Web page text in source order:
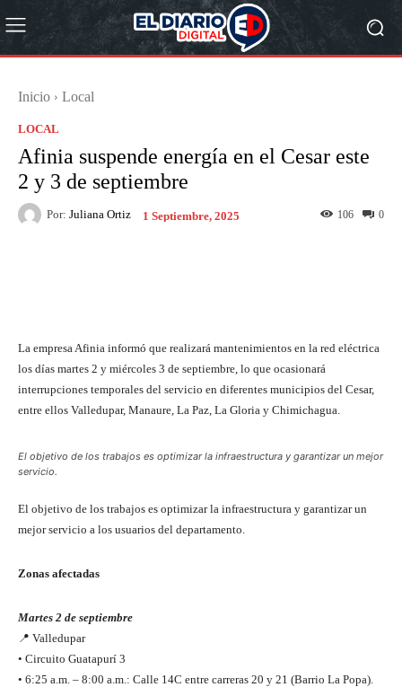
Inicio Local
LOCAL
Afinia suspende energía en el Cesar este
2 y 3 de septiembre
Por: Juliana Ortiz 1 Septiembre, 2025 0
106
La empresa Afinia informó que realizará mantenimientos en la red eléctrica
los días martes 2 y miércoles 3 de septiembre, lo que ocasionará
interrupciones temporales del servicio en diferentes municipios del Cesar,
entre ellos Valledupar, Manaure, La Paz, La Gloria y Chimichagua.
El objetivo de los trabajos es optimizar la infraestructura y garantizar un mejor
servicio.
El objetivo de los trabajos es optimizar la infraestructura y garantizar un
mejor servicio a los usuarios del departamento.
Zonas afectadas
Martes 2 de septiembre
📍 Valledupar
• Circuito Guatapurí 3
• 6:25 a.m. – 8:00 a.m.: Calle 14C entre carreras 20 y 21 (Barrio La Popa).